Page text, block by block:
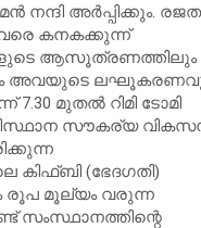
അർപ്പിക്കും. രജത
കനകക്കുന്ന്
ആസൂത്രണത്തിലും
അവയുടെ
മുതൽ റിമി ടോമി
സൗകര്യ
കിഫ്ബി (ഭേദഗതി)
രൂപ മൂല്യം വരുന്ന
സംസ്ഥാനത്തിന്റെ